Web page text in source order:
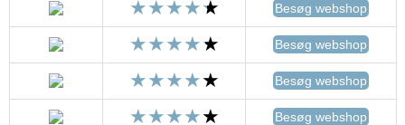
Besøg webshop
Besøg webshop
Besøg webshop
Besøg webshop